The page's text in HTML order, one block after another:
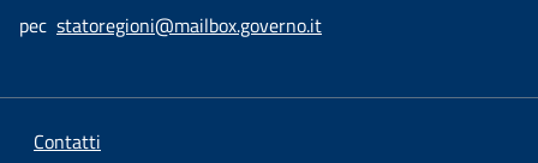
pec statoregioni@mailbox.governo.it
Contatti